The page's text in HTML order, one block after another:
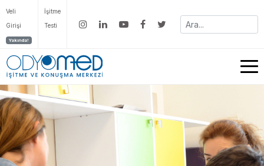
Veli
Girişi
Yakında!
İşitme
Testi